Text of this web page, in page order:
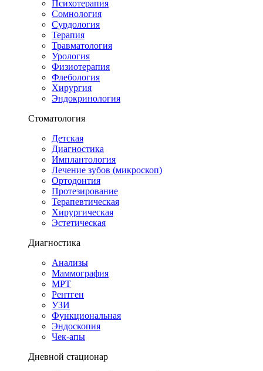
Психотерапия
Сомнология
Сурдология
Терапия
Травматология
Урология
Физиотерапия
Флебология
Хирургия
Эндокринология
Стоматология
Детская
Диагностика
Имплантология
Лечение зубов (микроскоп)
Ортодонтия
Протезирование
Терапевтическая
Хирургическая
Эстетическая
Диагностика
Анализы
Маммография
МРТ
Рентген
УЗИ
Функциональная
Эндоскопия
Чек-апы
Дневной стационар